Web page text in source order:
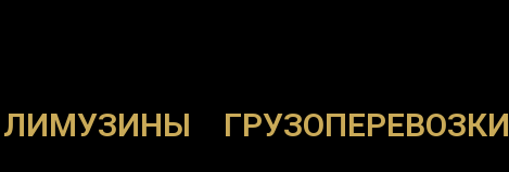
ЛИМУЗИНЫ ГРУЗОПЕРЕВОЗКИ